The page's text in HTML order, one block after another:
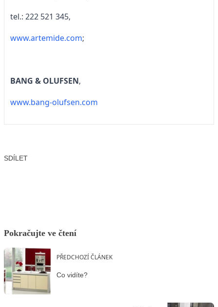
tel.: 222 521 345,
www.artemide.com;
BANG & OLUFSEN,
www.bang-olufsen.com
SDÍLET
Pokračujte ve čtení
PŘEDCHOZÍ ČLÁNEK
Co vidíte?